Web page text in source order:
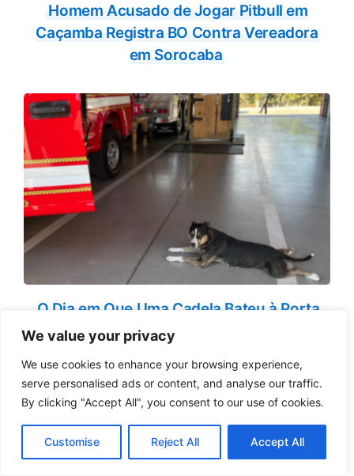
We value your privacy
We use cookies to enhance your browsing experience,
serve personalised ads or content, and analyse our traffic.
By clicking "Accept All", you consent to our use of cookies.
Customise Reject All Accept All
Homem Acusado de Jogar Pitbull em
Caçamba Registra BO Contra Vereadora
em Sorocaba
O Dia em Que Uma Cadela Bateu à Porta
dos Bombeiros